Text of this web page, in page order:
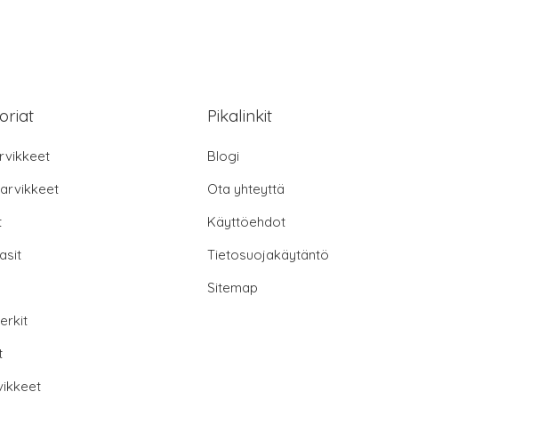
Pikalinkit
Blogi
Ota yhteyttä
Käyttöehdot
Tietosuojakäytäntö
Sitemap